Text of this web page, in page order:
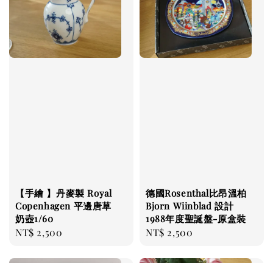
【手繪 】丹麥製 Royal
Copenhagen 平邊唐草
奶壺1/60
Regular
NT$ 2,500
德國Rosenthal比昂溫柏
Bjorn Wiinblad 設計
1988年度聖誕盤-原盒裝
Regular
NT$ 2,500